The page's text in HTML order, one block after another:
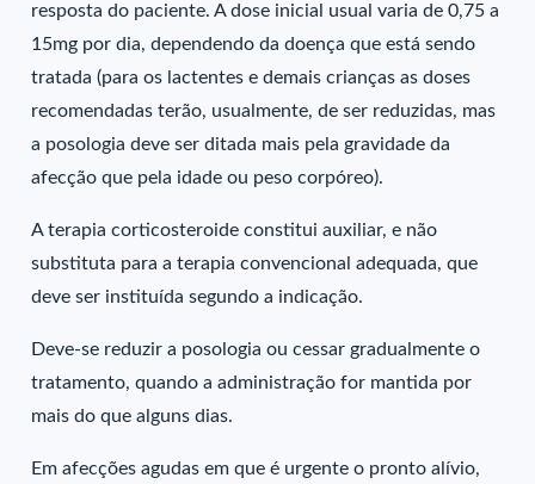
resposta do paciente. A dose inicial usual varia de 0,75 a
15mg por dia, dependendo da doença que está sendo
tratada (para os lactentes e demais crianças as doses
recomendadas terão, usualmente, de ser reduzidas, mas
a posologia deve ser ditada mais pela gravidade da
afecção que pela idade ou peso corpóreo).
A terapia corticosteroide constitui auxiliar, e não
substituta para a terapia convencional adequada, que
deve ser instituída segundo a indicação.
Deve-se reduzir a posologia ou cessar gradualmente o
tratamento, quando a administração for mantida por
mais do que alguns dias.
Em afecções agudas em que é urgente o pronto alívio,